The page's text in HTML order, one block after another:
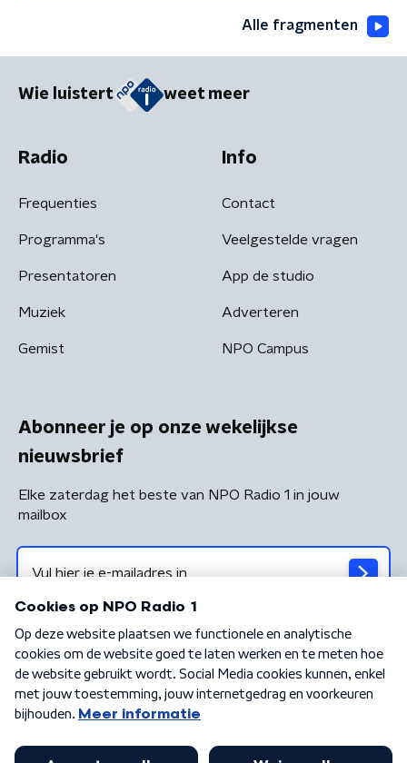
Alle fragmenten
Wie luistert weet meer
Radio
Frequenties
Programma's
Presentatoren
Muziek
Gemist
Info
Contact
Veelgestelde vragen
App de studio
Adverteren
NPO Campus
Abonneer je op onze wekelijkse
nieuwsbrief
Elke zaterdag het beste van NPO Radio 1 in jouw
mailbox
Algemene voorwaarden